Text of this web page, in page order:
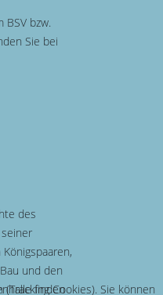
bzw.
Sie bei
des
und den
findenCookies). Sie können